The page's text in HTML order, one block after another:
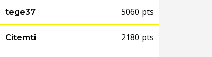
tege37 5060 pts
Citemti 2180 pts